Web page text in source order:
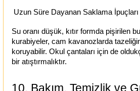
Uzun Süre Dayanan Saklama İpuçları
Su oranı düşük, kıtır formda pişirilen
kurabiyeler, cam kavanozlarda
koruyabilir. Okul çantaları için de
bir atıştırmalıktır.
10. Bakım, Temizlik ve